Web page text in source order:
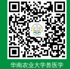
华南农业大学兽医学